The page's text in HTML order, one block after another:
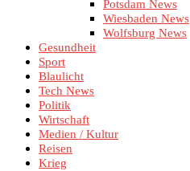
Potsdam News
Wiesbaden News
Wolfsburg News
Gesundheit
Sport
Blaulicht
Tech News
Politik
Wirtschaft
Medien / Kultur
Reisen
Krieg